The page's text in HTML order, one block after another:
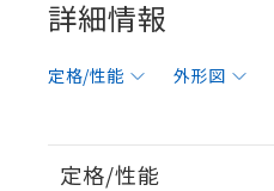
詳細情報
定格/性能 外形図
定格/性能